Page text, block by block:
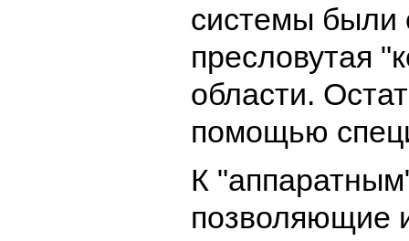
системы были
пресловутая
области.
помощью
К
позволяющие